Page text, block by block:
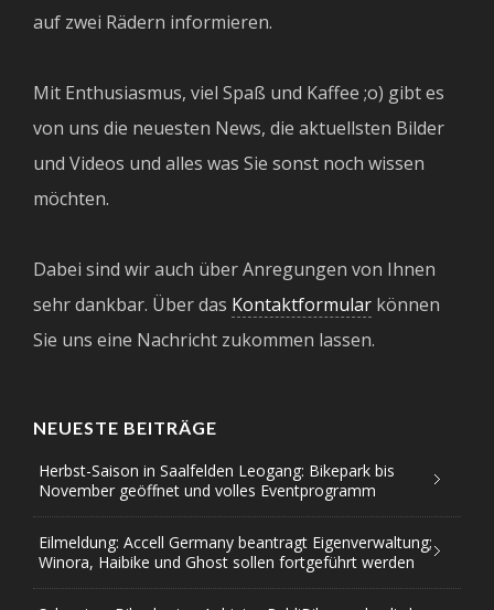
auf zwei Rädern informieren.
Mit Enthusiasmus, viel Spaß und Kaffee ;o) gibt es
von uns die neuesten News, die aktuellsten Bilder
und Videos und alles was Sie sonst noch wissen
möchten.
Dabei sind wir auch über Anregungen von Ihnen
sehr dankbar. Über das Kontaktformular können
Sie uns eine Nachricht zukommen lassen.
NEUESTE BEITRÄGE
Herbst-Saison in Saalfelden Leogang: Bikepark bis
November geöffnet und volles Eventprogramm
Eilmeldung: Accell Germany beantragt Eigenverwaltung;
Winora, Haibike und Ghost sollen fortgeführt werden